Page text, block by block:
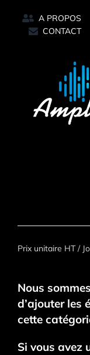
contenu
A PROPOS
CONTACT
Prix unitaire HT /
Nous
d’ajouter les
cette
Si vous avez